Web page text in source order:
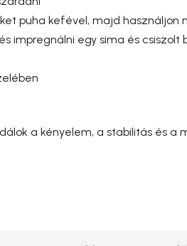
puha kefével, majd használjon
impregnálni egy sima és
a kényelem, a stabilitás és